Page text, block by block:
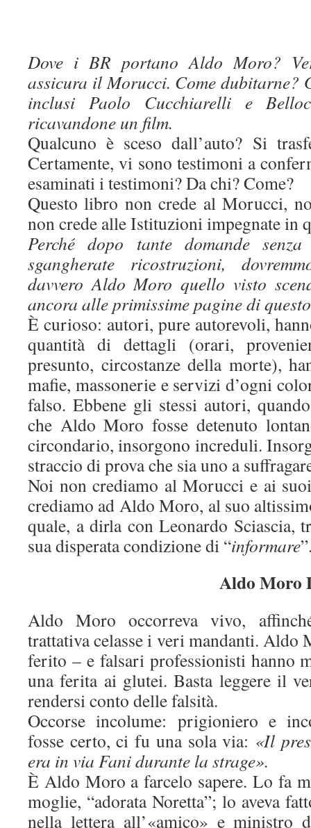
Dove i BR portano Aldo Moro?
assicura il Morucci. Come dubitarne?
inclusi Paolo Cucchiarelli e
ricavandone un film.
Qualcuno è sceso dall’auto? Si
Certamente, vi sono testimoni a
esaminati i testimoni? Da chi? Come?
Questo libro non crede al Morucci,
non crede alle Istituzioni impegnate in
Perché dopo tante domande
sgangherate ricostruzioni,
davvero Aldo Moro quello visto
ancora alle primissime pagine di
È curioso: autori, pure autorevoli,
quantità di dettagli (orari,
presunto, circostanze della morte),
mafie, massonerie e servizi d’ogni
falso. Ebbene gli stessi autori,
che Aldo Moro fosse detenuto
circondario, insorgono increduli.
straccio di prova che sia uno a
Noi non crediamo al Morucci e ai
crediamo ad Aldo Moro, al suo
quale, a dirla con Leonardo Sciascia,
sua disperata condizione di “informare
Aldo Moro
Aldo Moro occorreva vivo,
trattativa celasse i veri mandanti. Aldo
ferito – e falsari professionisti hanno
una ferita ai glutei. Basta leggere il
rendersi conto delle falsità.
Occorse incolume: prigioniero e
fosse certo, ci fu una sola via: «Il
era in via Fani durante la strage».
È Aldo Moro a farcelo sapere. Lo fa
moglie, “adorata Noretta”; lo aveva
nella lettera all’«amico» e ministro